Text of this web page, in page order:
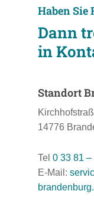
Haben Sie
Dann
in
Standort
14776
Tel0 33 81 –
E-Mail: